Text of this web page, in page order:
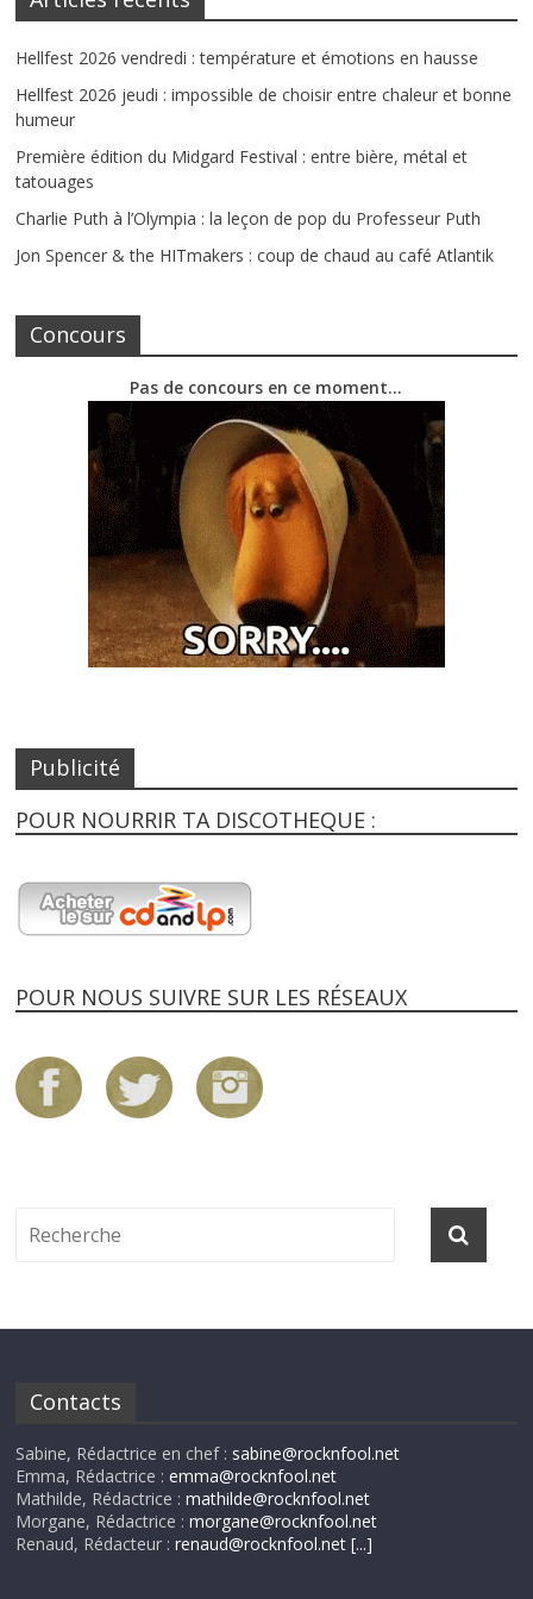
Hellfest 2026 vendredi : température et émotions en hausse
Hellfest 2026 jeudi : impossible de choisir entre chaleur et bonne
humeur
Première édition du Midgard Festival : entre bière, métal et
tatouages
Charlie Puth à l’Olympia : la leçon de pop du Professeur Puth
Jon Spencer & the HITmakers : coup de chaud au café Atlantik
Concours
Pas de concours en ce moment…
Publicité
POUR NOURRIR TA DISCOTHEQUE :
POUR NOUS SUIVRE SUR LES RÉSEAUX
Contacts
Sabine, Rédactrice en chef : sabine@rocknfool.net
Emma, Rédactrice :emma@rocknfool.net
Mathilde, Rédactrice :mathilde@rocknfool.net
Morgane, Rédactrice :morgane@rocknfool.net
Renaud, Rédacteur :renaud@rocknfool.net [...]